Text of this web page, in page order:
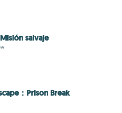
salvaje
：Prison Break